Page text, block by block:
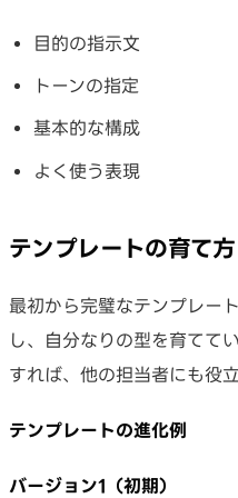
目的の指示文
トーンの指定
基本的な構成
よく使う表現
テンプレートの育て方
最初から完璧なテンプレー
し、自分なりの型を育てて
すれば、他の担当者にも役
テンプレートの進化例
バージョン1（初期）